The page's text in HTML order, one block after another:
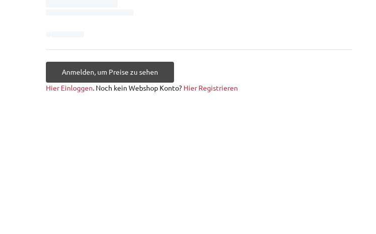
Anmelden, um Preise zu sehen
Hier Einloggen. Noch kein Webshop Konto? Hier Registrieren